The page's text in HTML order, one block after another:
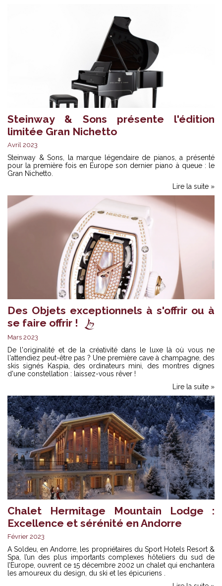
Steinway & Sons présente l'édition
limitée Gran Nichetto
Avril 2023
Steinway & Sons, la marque légendaire de pianos, a présenté
pour la première fois en Europe son dernier piano à queue : le
Gran Nichetto.
Lire la suite »
Des Objets exceptionnels à s'offrir ou à
se faire offrir !
Mars 2023
De l'originalité et de la créativité dans le luxe là où vous ne
l'attendiez peut-être pas ? Une première cave à champagne, des
skis signés Kaspia, des ordinateurs mini, des montres dignes
d'une constellation : laissez-vous rêver !
Lire la suite »
Chalet Hermitage Mountain Lodge :
Excellence et sérénité en Andorre
Février 2023
A Soldeu, en Andorre, les propriétaires du Sport Hotels Resort &
Spa, l’un des plus importants complexes hôteliers du sud de
l’Europe, ouvrent ce 15 décembre 2002 un chalet qui enchantera
les amoureux du design, du ski et les épicuriens .